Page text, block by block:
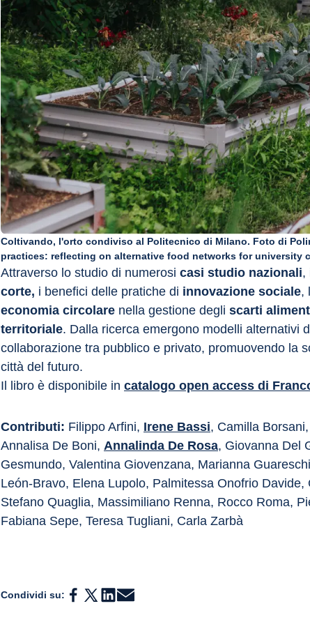
Coltivando, l'orto condiviso al Politecnico di Milano. Foto di
practices: reflecting on alternative food networks for university
Attraverso lo studio di numerosi casi studio nazionali,
corte, i benefici delle pratiche di innovazione sociale,
economia circolare nella gestione degli scarti
territoriale. Dalla ricerca emergono modelli alternativi
collaborazione tra pubblico e privato, promuovendo la
città del futuro.
Il libro è disponibile in catalogo open access di
Contributi: Filippo Arfini, Irene Bassi, Camilla
Annalisa De Boni, Annalinda De Rosa, Giovanna Del
Gesmundo, Valentina Giovenzana, Marianna
León-Bravo, Elena Lupolo, Palmitessa Onofrio
Stefano Quaglia, Massimiliano Renna, Rocco Roma,
Fabiana Sepe, Teresa Tugliani, Carla Zarbà
Condividi su: